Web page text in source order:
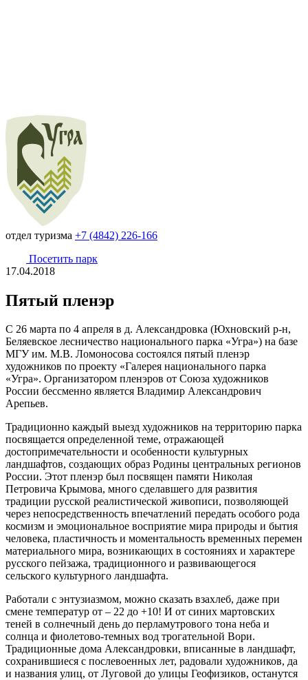
отдел туризма +7 (4842) 226-166
Посетить парк
17.04.2018
Пятый пленэр
С 26 марта по 4 апреля в д. Александровка (Юхновский р-н,
Беляевское лесничество национального парка «Угра») на базе
МГУ им. М.В. Ломоносова состоялся пятый пленэр
художников по проекту «Галерея национального парка
«Угра». Организатором пленэров от Союза художников
России бессменно является Владимир Александрович
Арепьев.
Традиционно каждый выезд художников на территорию парка
посвящается определенной теме, отражающей
достопримечательности и особенности культурных
ландшафтов, создающих образ Родины центральных регионов
России. Этот пленэр был посвящен памяти Николая
Петровича Крымова, много сделавшего для развития
традиции русской реалистической живописи, позволяющей
через непосредственность впечатлений передать особого рода
космизм и эмоциональное восприятие мира природы и бытия
человека, пластичность и моментальность временных перемен
материального мира, возникающих в состояниях и характере
русского пейзажа, традиционного и развивающегося
сельского культурного ландшафта.
Работали с энтузиазмом, можно сказать взахлеб, даже при
смене температур от – 22 до +10! И от синих мартовских
теней в солнечный день до перламутрового тона неба и
солнца и фиолетово-темных вод трогательной Вори.
Традиционные дома Александровки, вписанные в ландшафт,
сохранившиеся с послевоенных лет, радовали художников, да
и названия улиц, от Луговой до улицы Геофизиков, останутся